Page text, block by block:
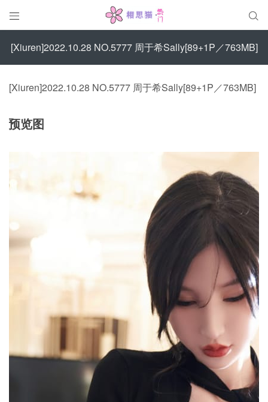
 
[Xiuren]2022.10.28 NO.5777 周于希Sally[89+1P／763MB]
[Xiuren]2022.10.28 NO.5777 周于希Sally[89+1P／763MB]
预览图